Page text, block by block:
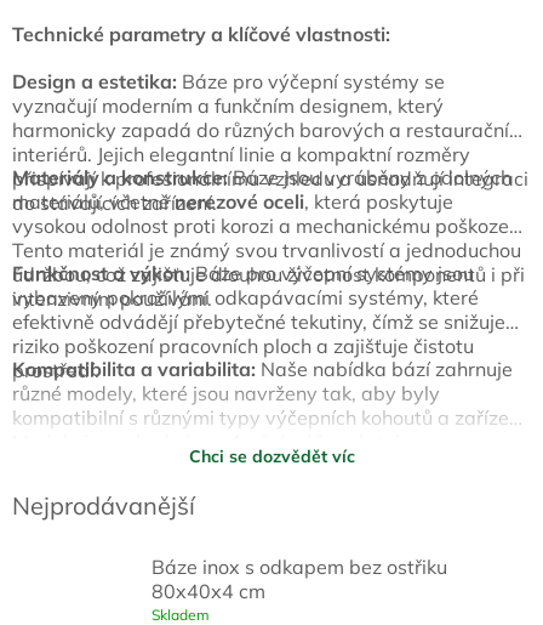
Technické parametry a klíčové vlastnosti:
Design a estetika: Báze pro výčepní systémy se
vyznačují moderním a funkčním designem, který
harmonicky zapadá do různých barových a restauračních
interiérů. Jejich elegantní linie a kompaktní rozměry
přispívají k profesionálnímu vzhledu a usnadňují integraci
do stávajících zařízení.
Materiály a konstrukce:Báze jsou vyráběny z odolných
materiálů, včetněnerezové oceli, která poskytuje
vysokou odolnost proti korozi a mechanickému poškození.
Tento materiál je známý svou trvanlivostí a jednoduchou
údržbou, což zajišťuje dlouhou životnost komponentů i při
intenzivním používání.
Funkčnost a výkon:Báze pro výčepní systémy jsou
vybaveny pokročilými odkapávacími systémy, které
efektivně odvádějí přebytečné tekutiny, čímž se snižuje
riziko poškození pracovních ploch a zajišťuje čistotu
prostředí.
Kompatibilita a variabilita: Naše nabídka bází zahrnuje
různé modely, které jsou navrženy tak, aby byly
kompatibilní s různými typy výčepních kohoutů a zařízení.
Chci se dozvědět víc
Nejprodávanější
Báze inox s odkapem bez ostřiku
80x40x4 cm
Skladem